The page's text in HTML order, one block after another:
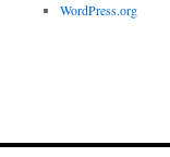
WordPress.org